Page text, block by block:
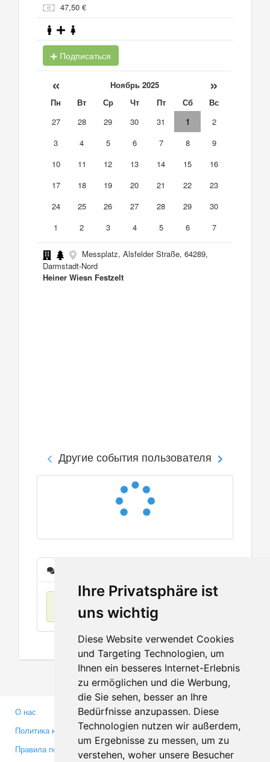
Ihre Privatsphäre ist
uns wichtig
Diese Website verwendet Cookies
und Targeting Technologien, um
Ihnen ein besseres Internet-Erlebnis
zu ermöglichen und die Werbung,
die Sie sehen, besser an Ihre
Bedürfnisse anzupassen. Diese
Technologien nutzen wir außerdem,
um Ergebnisse zu messen, um zu
verstehen, woher unsere Besucher
47,50 €
Подписаться
« Ноябрь 2025 »
Пн Вт Ср Чт Пт Сб
Вс
27
28 29 30 31 1
2
3
4 5 6 7 8
9
10
11 12 13 14 15
16
17
18 19 20 21 22
23
24
25 26 27 28 29
30
1
2 3 4 5 6 7
Messplatz, Alsfelder Straße, 64289,
Darmstadt-Nord
Heiner Wiesn Festzelt
Другие события пользователя
О нас
Политика конфиденциальности
Правила пользования
Партнерам
Инвесторам